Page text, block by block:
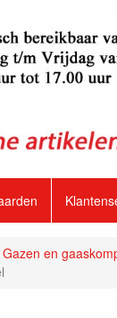
Gazen en